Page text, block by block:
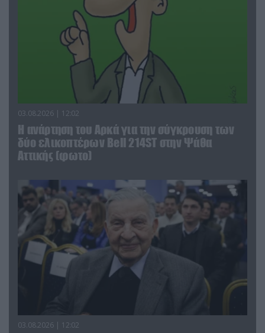
03.08.2026 | 12:02
Η ανάρτηση του Αρκά για την σύγκρουση των
δύο ελικοπτέρων Bell 214ST στην Ψάθα
Αττικής (φωτο)
03.08.2026 | 12:02